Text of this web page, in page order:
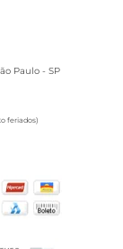
Paulo - SP
feriados)